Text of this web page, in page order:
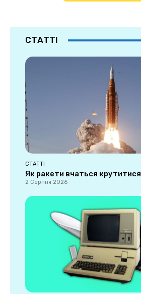
СТАТТІ
СТАТТІ
Як ракети вчаться крутитися
2 Серпня 2026